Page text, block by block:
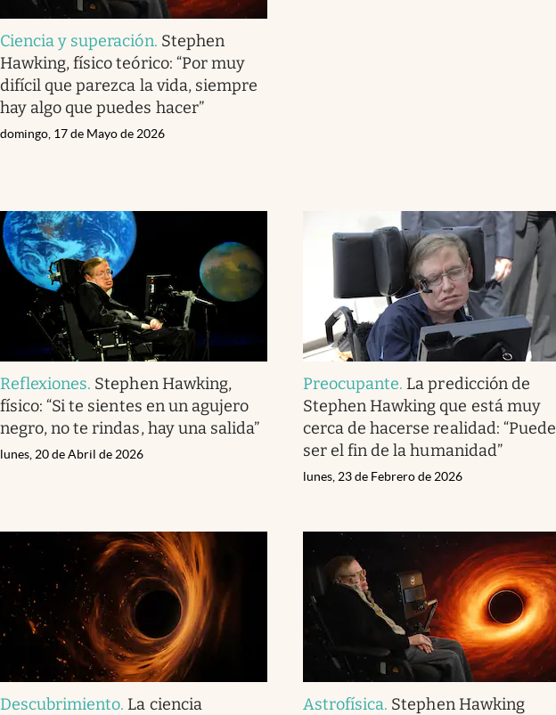
Ciencia y superación. Stephen
Hawking, físico teórico: “Por muy
difícil que parezca la vida, siempre
hay algo que puedes hacer”
domingo, 17 de Mayo de 2026
Reflexiones. Stephen Hawking,
físico: “Si te sientes en un agujero
negro, no te rindas, hay una salida”
lunes, 20 de Abril de 2026
Preocupante. La predicción de
Stephen Hawking que está muy
cerca de hacerse realidad: “Puede
ser el fin de la humanidad”
lunes, 23 de Febrero de 2026
Descubrimiento. La ciencia
Astrofísica. Stephen Hawking